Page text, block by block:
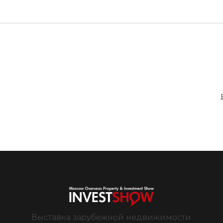
Выставка зарубежной недвижимости